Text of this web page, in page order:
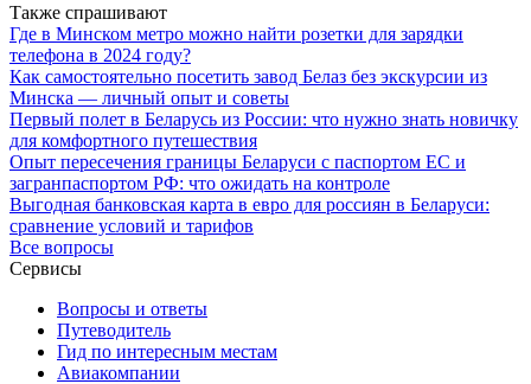
Также спрашивают
Где в Минском метро можно найти розетки для зарядки
телефона в 2024 году?
Как самостоятельно посетить завод Белаз без экскурсии из
Минска — личный опыт и советы
Первый полет в Беларусь из России: что нужно знать новичку
для комфортного путешествия
Опыт пересечения границы Беларуси с паспортом ЕС и
загранпаспортом РФ: что ожидать на контроле
Выгодная банковская карта в евро для россиян в Беларуси:
сравнение условий и тарифов
Все вопросы
Сервисы
Вопросы и ответы
Путеводитель
Гид по интересным местам
Авиакомпании